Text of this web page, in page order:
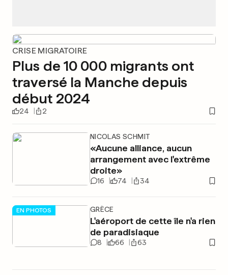
CRISE MIGRATOIRE
Plus de 10 000 migrants ont
traversé la Manche depuis
début 2024
24 2
NICOLAS SCHMIT
«Aucune alliance, aucun
arrangement avec l'extrême
droite»
16 74 34
EN PHOTOS GRÈCE
L'aéroport de cette île n'a rien
de paradisiaque
8 66 63